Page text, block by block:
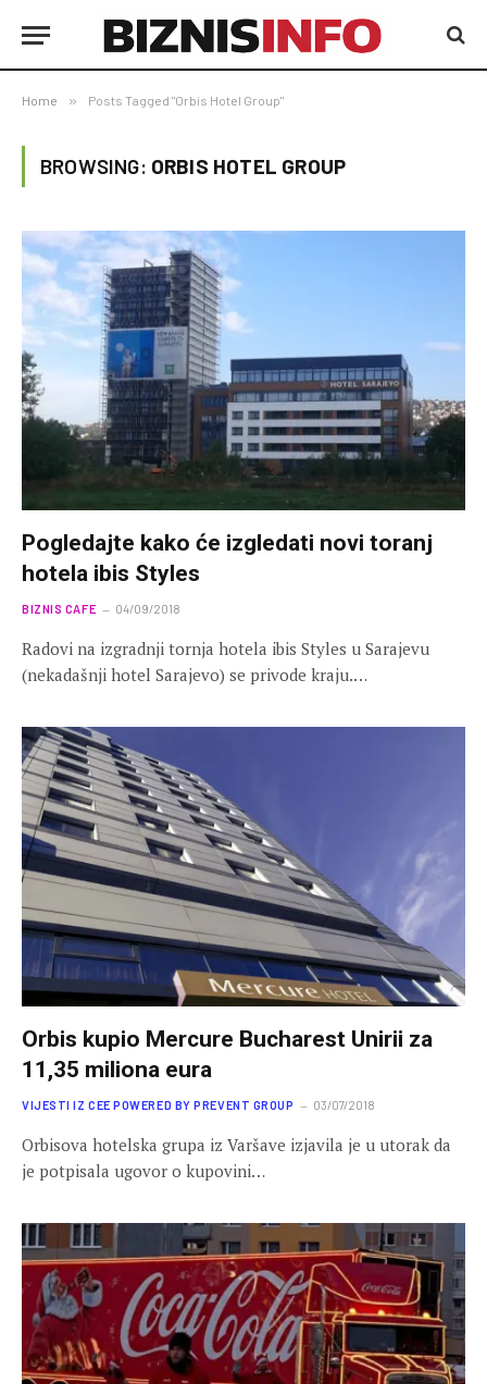
Home » Posts Tagged "Orbis Hotel Group"
BROWSING: ORBIS HOTEL GROUP
Pogledajte kako će izgledati novi toranj
hotela ibis Styles
BIZNIS CAFE 04/09/2018
Radovi na izgradnji tornja hotela ibis Styles u Sarajevu
(nekadašnji hotel Sarajevo) se privode kraju.…
Orbis kupio Mercure Bucharest Unirii za
11,35 miliona eura
VIJESTI IZ CEE POWERED BY PREVENT GROUP 03/07/2018
Orbisova hotelska grupa iz Varšave izjavila je u utorak da
je potpisala ugovor o kupovini…